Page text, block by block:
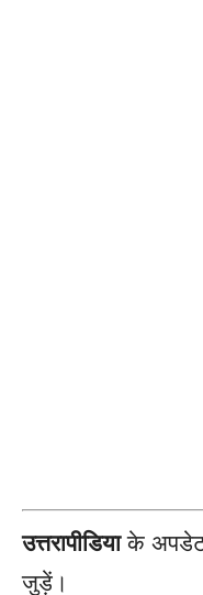
उत्तरापीडियाके अपडेट
जुड़ें।